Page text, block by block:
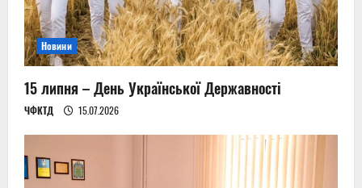
o
n
Новини
15 липня – День Української Державності
ЧФКТД 15.07.2026